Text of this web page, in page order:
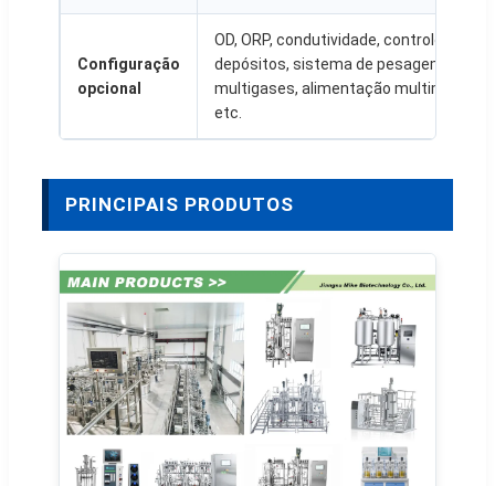
Configuração
opcional
OD, ORP, condutividade, controlo do
depósitos, sistema de pesagem de
multigases, alimentação
etc.
PRINCIPAIS PRODUTOS